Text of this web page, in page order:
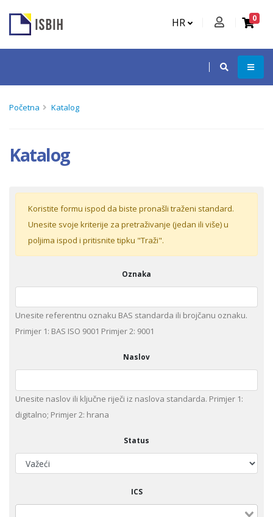
HR 0
Početna Katalog
Katalog
Koristite formu ispod da biste pronašli traženi standard.
Unesite svoje kriterije za pretraživanje (jedan ili više) u
poljima ispod i pritisnite tipku "Traži".
Oznaka
Unesite referentnu oznaku BAS standarda ili brojčanu oznaku.
Primjer 1: BAS ISO 9001 Primjer 2: 9001
Naslov
Unesite naslov ili ključne riječi iz naslova standarda. Primjer 1:
digitalno; Primjer 2: hrana
Status
ICS